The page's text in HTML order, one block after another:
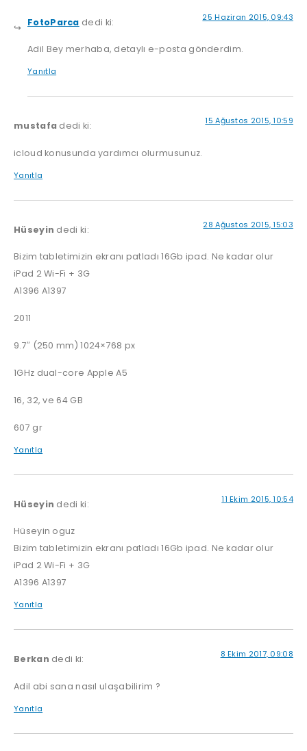
FotoParca dedi ki: 25 Haziran 2015, 09:43
Adil Bey merhaba, detaylı e-posta gönderdim.
Yanıtla
mustafa dedi ki: 15 Ağustos 2015, 10:59
icloud konusunda yardımcı olurmusunuz.
Yanıtla
Hüseyin dedi ki: 28 Ağustos 2015, 15:03
Bizim tabletimizin ekranı patladı 16Gb ipad. Ne kadar olur
iPad 2 Wi-Fi + 3G
A1396 A1397
2011
9.7″ (250 mm) 1024×768 px
1GHz dual-core Apple A5
16, 32, ve 64 GB
607 gr
Yanıtla
Hüseyin dedi ki: 11 Ekim 2015, 10:54
Hüseyin oguz
Bizim tabletimizin ekranı patladı 16Gb ipad. Ne kadar olur
iPad 2 Wi-Fi + 3G
A1396 A1397
Yanıtla
Berkan dedi ki: 8 Ekim 2017, 09:08
Adil abi sana nasıl ulaşabilirim ?
Yanıtla